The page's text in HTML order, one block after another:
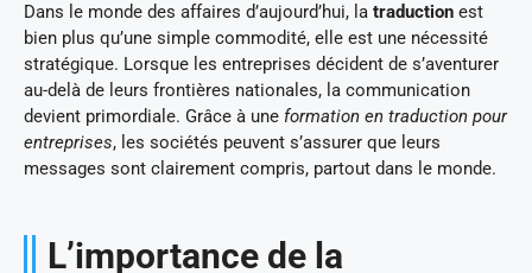
Dans le monde des affaires d’aujourd’hui, la traduction est
bien plus qu’une simple commodité, elle est une nécessité
stratégique. Lorsque les entreprises décident de s’aventurer
au-delà de leurs frontières nationales, la communication
devient primordiale. Grâce à une formation en traduction pour
entreprises, les sociétés peuvent s’assurer que leurs
messages sont clairement compris, partout dans le monde.
L’importance de la